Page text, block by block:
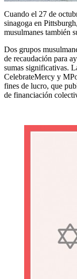
Cuando el 27 de
sinagoga en
musulmanes también
Dos grupos
de recaudación para
sumas significativas.
CelebrateMercy y
fines de lucro, que
de financiación